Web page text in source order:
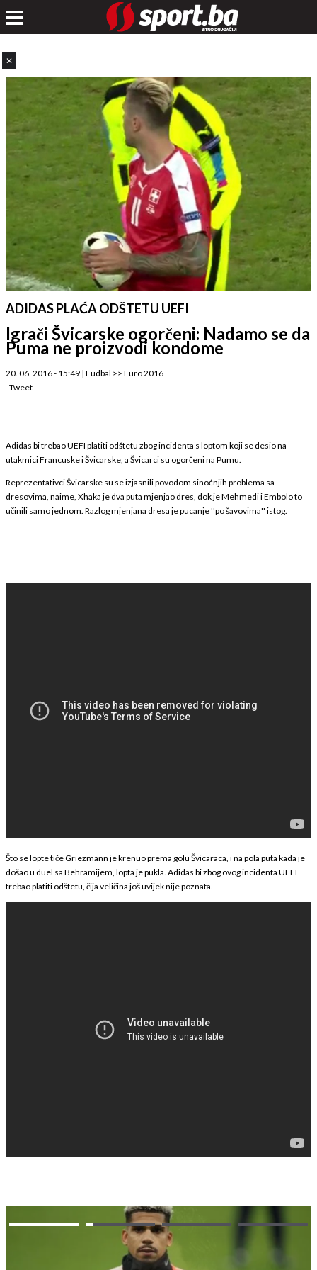
✕
ADIDAS PLAĆA ODŠTETU UEFI
Igrači Švicarske ogorčeni: Nadamo se da
Puma ne proizvodi kondome
20. 06. 2016 - 15:49 | Fudbal >> Euro 2016
Tweet
Adidas bi trebao UEFI platiti odštetu zbog incidenta s loptom koji se desio na
utakmici Francuske i Švicarske, a Švicarci su ogorčeni na Pumu.
Reprezentativci Švicarske su se izjasnili povodom sinoćnjih problema sa
dresovima, naime, Xhaka je dva puta mjenjao dres, dok je Mehmedi i Embolo to
učinili samo jednom. Razlog mjenjana dresa je pucanje ''po šavovima'' istog.
Što se lopte tiče Griezmann je krenuo prema golu Švicaraca, i na pola puta kada je
došao u duel sa Behramijem, lopta je pukla. Adidas bi zbog ovog incidenta UEFI
trebao platiti odštetu, čija veličina još uvijek nije poznata.